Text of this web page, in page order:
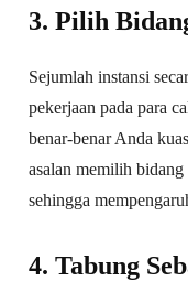
3. Pilih
Sejumlah instansi
pekerjaan pada para
benar-benar Anda
asalan memilih
sehingga
4. Tabung